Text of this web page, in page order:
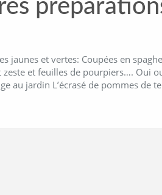
jaunes et vertes: Coupées en
zeste et feuilles de pourpiers…. Oui
au jardin L’écrasé de pommes de